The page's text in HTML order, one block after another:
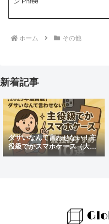
ホーム その他
新着記事
ダサいなんて言わせない！主
役級でかスマホケース（大き
めの）最強おすすめ10選